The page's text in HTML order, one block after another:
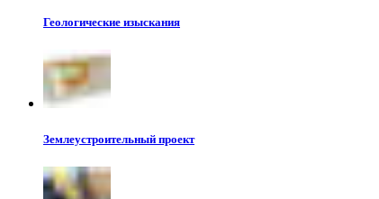
Геологические изыскания
Землеустроительный проект